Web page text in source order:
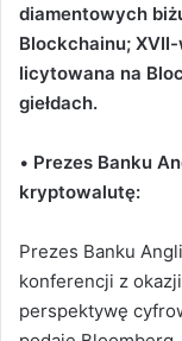
diamentowych
Blockchainu;
licytowana na
giełdach.
• Prezes Banku
kryptowalutę:
Prezes Banku
konferencji z
perspektywę